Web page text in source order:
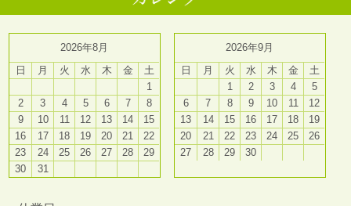
2026年8月
日
月 火 水 木 金
土
1
2
3 4 5 6 7
8
9
10 11 12 13 14
15
16
17 18 19 20 21
22
23
24 25 26 27 28
29
30
31
2026年9月
日
月 火 水 木 金
土
1
2 3 4
5
6
7 8 9 10 11
12
13
14 15 16 17 18
19
20
21 22 23 24 25
26
27
28 29 30